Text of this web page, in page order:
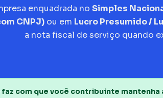
enquadrada no Simples
CNPJ) ou em Lucro Presumido /
a nota fiscal de serviço quando
faz com que você contribuinte